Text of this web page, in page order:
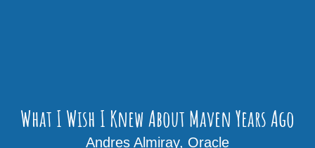
What I Wish I Knew About Maven Years Ago
Andres Almiray, Oracle